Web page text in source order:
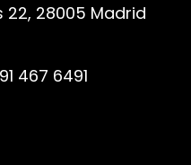
22, 28005 Madrid
91 467 6491